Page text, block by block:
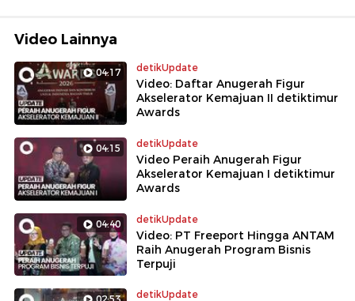
Video Lainnya
04:17 detikUpdate
Video: Daftar Anugerah Figur
Akselerator Kemajuan II detiktimur
Awards
04:15 detikUpdate
Video Peraih Anugerah Figur
Akselerator Kemajuan I detiktimur
Awards
04:40 detikUpdate
Video: PT Freeport Hingga ANTAM
Raih Anugerah Program Bisnis
Terpuji
detikUpdate